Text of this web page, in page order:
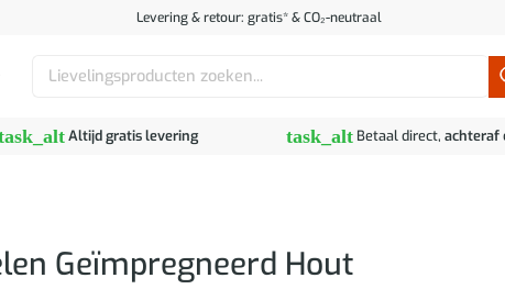
Levering & retour: gratis* & CO₂-neutraal
Zoeken
Altijd gratis levering task_alt Betaal direct, achteraf
Geïmpregneerd Hout